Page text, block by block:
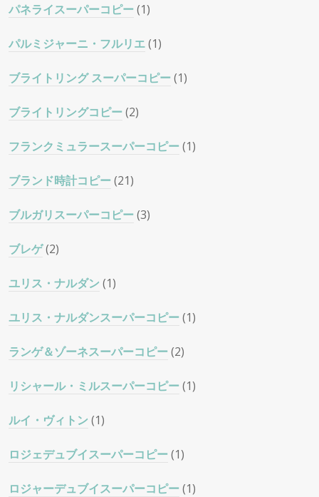
パネライスーパーコピー(1)
パルミジャーニ・フルリエ(1)
ブライトリング スーパーコピー(1)
ブライトリングコピー(2)
フランクミュラースーパーコピー(1)
ブランド時計コピー(21)
ブルガリスーパーコピー(3)
ブレゲ(2)
ユリス・ナルダン (1)
ユリス・ナルダンスーパーコピー(1)
ランゲ＆ゾーネスーパーコピー(2)
リシャール・ミルスーパーコピー(1)
ルイ・ヴィトン (1)
ロジェデュブイスーパーコピー(1)
ロジャーデュブイスーパーコピー(1)